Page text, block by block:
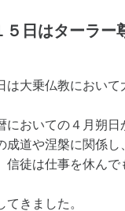
５日はターラー
は大乗仏教におい
においての４月朔日
成道や涅槃に関係し
信徒は仕事を休ん
てきました。